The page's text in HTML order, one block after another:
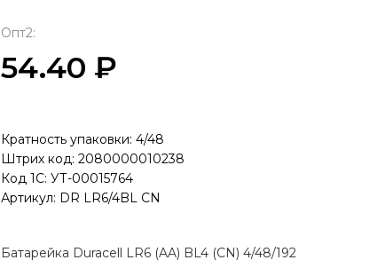
Опт2:
54.40 ₽
Кратность упаковки: 4/48
Штрих код: 2080000010238
Код 1С: УТ-00015764
Артикул: DR LR6/4BL CN
Батарейка Duracell LR6 (AA) BL4 (CN) 4/48/192